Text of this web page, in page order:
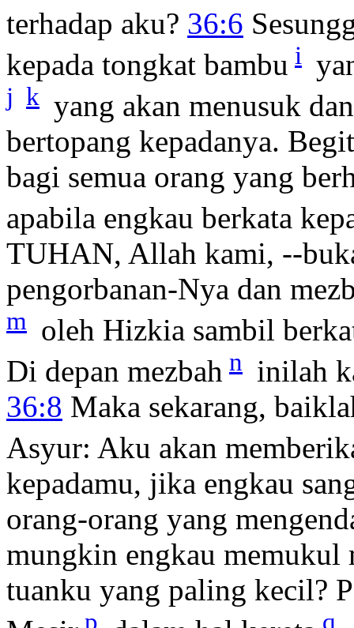
terhadap aku? 36:6
kepada tongkat bambu i
j k yang akan menusuk
bertopang kepadanya.
bagi semua orang yang
apabila engkau berkata
TUHAN, Allah kami, --
pengorbanan-Nya dan
m oleh Hizkia sambil
Di depan mezbah n inilah
36:8 Maka sekarang,
Asyur: Aku akan
kepadamu, jika engkau
orang-orang yang
mungkin engkau memukul
tuanku yang paling kecil?
p q